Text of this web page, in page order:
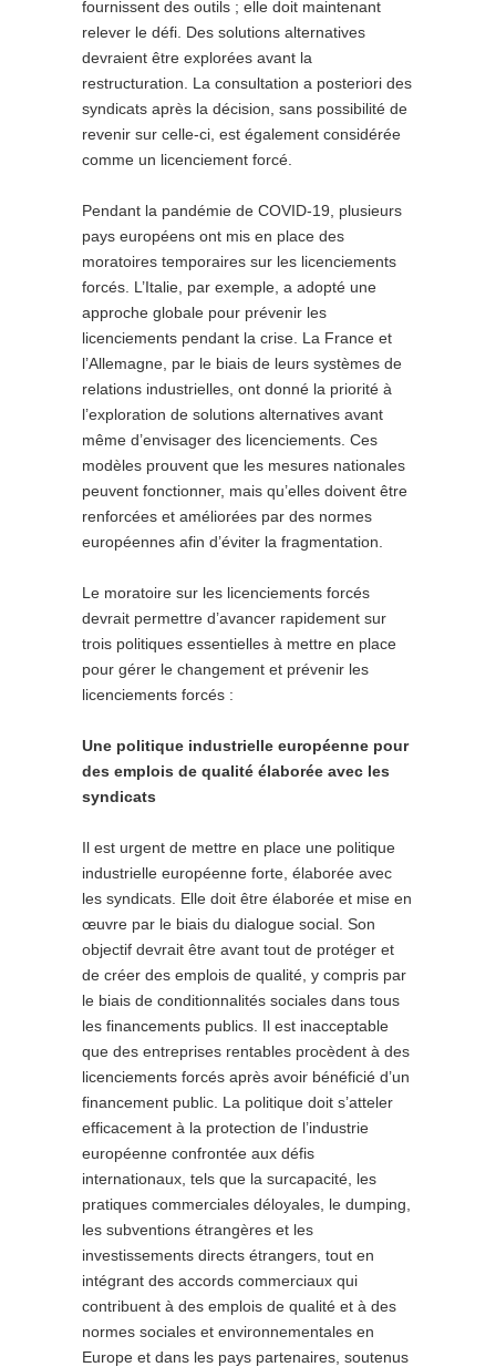
fournissent des outils ; elle doit maintenant
relever le défi. Des solutions alternatives
devraient être explorées avant la
restructuration. La consultation a posteriori des
syndicats après la décision, sans possibilité de
revenir sur celle-ci, est également considérée
comme un licenciement forcé.
Pendant la pandémie de COVID-19, plusieurs
pays européens ont mis en place des
moratoires temporaires sur les licenciements
forcés. L’Italie, par exemple, a adopté une
approche globale pour prévenir les
licenciements pendant la crise. La France et
l’Allemagne, par le biais de leurs systèmes de
relations industrielles, ont donné la priorité à
l’exploration de solutions alternatives avant
même d’envisager des licenciements. Ces
modèles prouvent que les mesures nationales
peuvent fonctionner, mais qu’elles doivent être
renforcées et améliorées par des normes
européennes afin d’éviter la fragmentation.
Le moratoire sur les licenciements forcés
devrait permettre d’avancer rapidement sur
trois politiques essentielles à mettre en place
pour gérer le changement et prévenir les
licenciements forcés :
Une politique industrielle européenne pour
des emplois de qualité élaborée avec les
syndicats
Il est urgent de mettre en place une politique
industrielle européenne forte, élaborée avec
les syndicats. Elle doit être élaborée et mise en
œuvre par le biais du dialogue social. Son
objectif devrait être avant tout de protéger et
de créer des emplois de qualité, y compris par
le biais de conditionnalités sociales dans tous
les financements publics. Il est inacceptable
que des entreprises rentables procèdent à des
licenciements forcés après avoir bénéficié d’un
financement public. La politique doit s’atteler
efficacement à la protection de l’industrie
européenne confrontée aux défis
internationaux, tels que la surcapacité, les
pratiques commerciales déloyales, le dumping,
les subventions étrangères et les
investissements directs étrangers, tout en
intégrant des accords commerciaux qui
contribuent à des emplois de qualité et à des
normes sociales et environnementales en
Europe et dans les pays partenaires, soutenus